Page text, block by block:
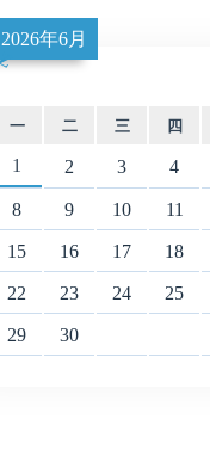
2026年6月
一 二 三 四
1 2 3 4
8 9 10 11
15 16 17 18
22 23 24 25
29 30